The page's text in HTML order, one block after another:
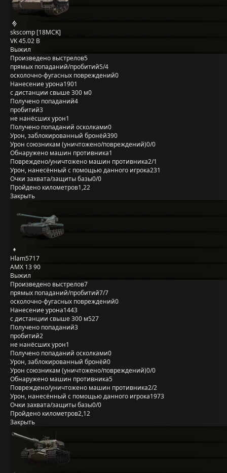
skscomp [18MCK]
VK 45.02 B
Выжил
Произведено выстрелов5
прямых попаданий/пробитий5/4
осколочно-фугасных повреждений0
Нанесение урона1901
с дистанции свыше 300 м0
Получено попаданий4
пробитий3
не нанёсших урон1
Получено попаданий осколками0
Урон, заблокированный бронёй390
Урон союзникам (уничтожено/повреждений)0/0
Обнаружено машин противника1
Повреждено/уничтожено машин противника2/1
Урон, нанесённый с помощью данного игрока231
Очки захвата/защиты базы0/0
Пройдено километров1,22
Закрыть
Hlam5717
AMX 13 90
Выжил
Произведено выстрелов7
прямых попаданий/пробитий7/7
осколочно-фугасных повреждений0
Нанесение урона1443
с дистанции свыше 300 м527
Получено попаданий3
пробитий2
не нанёсших урон1
Получено попаданий осколками0
Урон, заблокированный бронёй0
Урон союзникам (уничтожено/повреждений)0/0
Обнаружено машин противника5
Повреждено/уничтожено машин противника2/2
Урон, нанесённый с помощью данного игрока1973
Очки захвата/защиты базы0/0
Пройдено километров2,12
Закрыть